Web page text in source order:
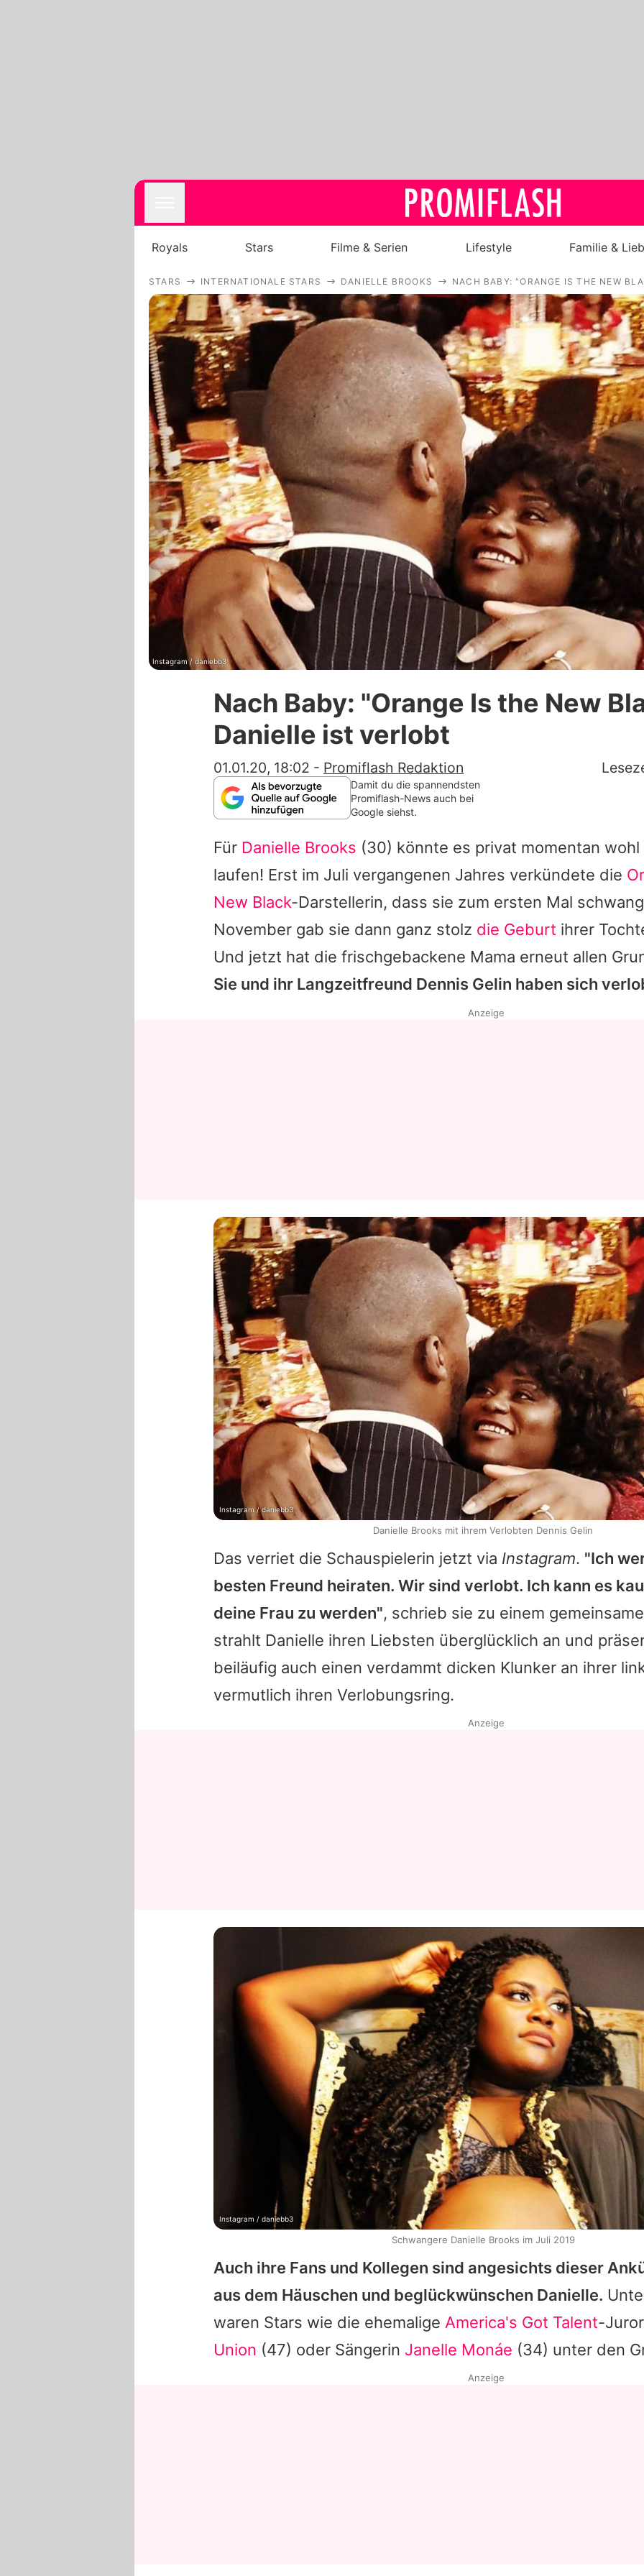
Royals
Stars
Filme & Serien
Lifestyle
Familie & Liebe
Promiflash Exklusiv
Alle Themen auf Promiflash
Jobs
App runterladen
Team
Redaktionelle Richtlinien
Impressum
Datenschutzerklärung
Nutzungsbedingungen
Utiq verwalten
Royals Stars Filme & Serien Lifestyle Familie &
STARS INTERNATIONALE STARS DANIELLE BROOKS NACH BABY: "ORANGE IS THE NEW
Instagram / daniebb3
Nach Baby: "Orange Is the New
Danielle ist verlobt
01.01.20, 18:02 - Promiflash Redaktion
Damit du die spannendsten
Promiflash-News auch bei
Google siehst.
Für Danielle Brooks (30) könnte es privat momentan
laufen! Erst im Juli vergangenen Jahres verkündete die
New Black-Darstellerin, dass sie zum ersten Mal
November gab sie dann ganz stolz die Geburt ihrer
Und jetzt hat die frischgebackene Mama erneut allen
Sie und ihr Langzeitfreund Dennis Gelin haben sich
Das verriet die Schauspielerin jetzt via Instagram. "Ich
besten Freund heiraten. Wir sind verlobt. Ich kann es
deine Frau zu werden", schrieb sie zu einem
strahlt Danielle ihren Liebsten überglücklich an und
beiläufig auch einen verdammt dicken Klunker an ihrer
vermutlich ihren Verlobungsring.
Auch ihre Fans und Kollegen sind angesichts dieser
aus dem Häuschen und beglückwünschen Danielle.
waren Stars wie die ehemalige America's Got Talent-
Union (47) oder Sängerin Janelle Monáe (34) unter den
Anzeige
Instagram / daniebb3
Danielle Brooks mit ihrem Verlobten Dennis Gelin
Anzeige
Instagram / daniebb3
Schwangere Danielle Brooks im Juli 2019
Anzeige